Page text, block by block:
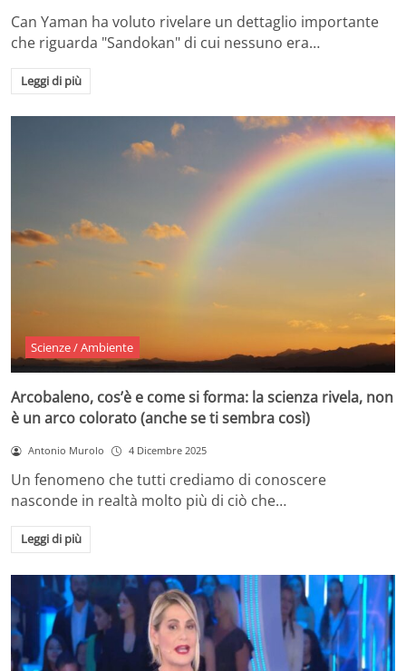
Can Yaman ha voluto rivelare un dettaglio importante
che riguarda "Sandokan" di cui nessuno era…
Leggi di più
Scienze / Ambiente
Arcobaleno, cos’è e come si forma: la scienza rivela, non
è un arco colorato (anche se ti sembra così)
Antonio Murolo 4 Dicembre 2025
Un fenomeno che tutti crediamo di conoscere
nasconde in realtà molto più di ciò che…
Leggi di più